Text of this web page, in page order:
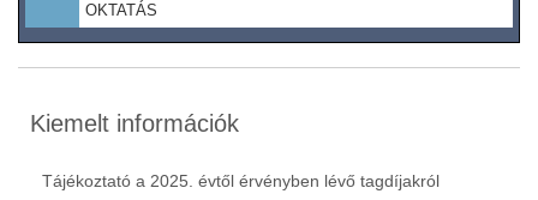
OKTATÁS
Kiemelt információk
Tájékoztató a 2025. évtől érvényben lévő tagdíjakról